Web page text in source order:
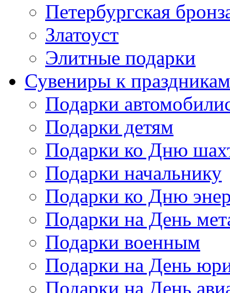
Петербургская
Златоуст
Элитные подарки
Сувениры к праздникам
Подарки
Подарки детям
Подарки ко Дню
Подарки начальнику
Подарки ко Дню
Подарки на День
Подарки военным
Подарки на День
Подарки на День